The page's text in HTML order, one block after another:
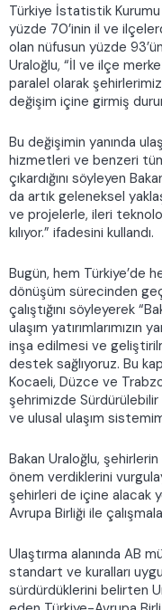
Türkiye İstatistik
yüzde 70’inin il ve
olan nüfusun yüzde
Uraloğlu, “İl ve ilçe
paralel olarak
değişim içine girmiş
Bu değişimin yanında
hizmetleri ve benzeri
çıkardığını söyleyen
da artık geleneksel
ve projelerle, ileri
kılıyor.” ifadesini kullandı.
Bugün, hem Türkiye’de
dönüşüm sürecinden
çalıştığını söyleyerek
ulaşım yatırımlarımızın
inşa edilmesi ve
destek sağlıyoruz. Bu
Kocaeli, Düzce ve
şehrimizde Sürdürülebilir
ve ulusal ulaşım
Bakan Uraloğlu, şehirlerin
önem verdiklerini
şehirleri de içine alacak
Avrupa Birliği ile
Ulaştırma alanında AB
standart ve kuralları
sürdürdüklerini belirten